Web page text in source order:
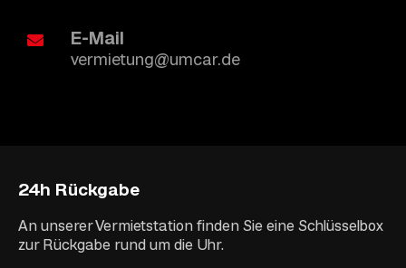
E-Mail
vermietung@umcar.de
24h Rückgabe
An unserer Vermietstation finden Sie eine Schlüsselbox
zur Rückgabe rund um die Uhr.